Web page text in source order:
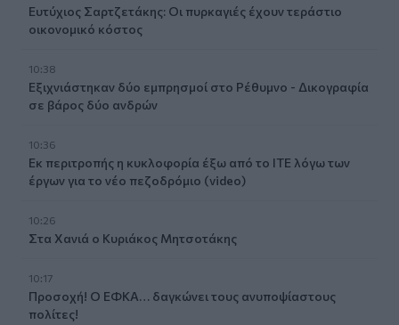
Ευτύχιος Σαρτζετάκης: Οι πυρκαγιές έχουν τεράστιο
οικονομικό κόστος
10:38
Εξιχνιάστηκαν δύο εμπρησμοί στο Ρέθυμνο - Δικογραφία
σε βάρος δύο ανδρών
10:36
Εκ περιτροπής η κυκλοφορία έξω από το ΙΤΕ λόγω των
έργων για το νέο πεζοδρόμιο (video)
10:26
Στα Χανιά ο Κυριάκος Μητσοτάκης
10:17
Προσοχή! Ο ΕΦΚΑ… δαγκώνει τους ανυποψίαστους
πολίτες!